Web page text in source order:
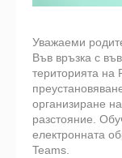
Уважаеми
Във връзка с
територията на
организиране
разстояние.
електронната
Teams.